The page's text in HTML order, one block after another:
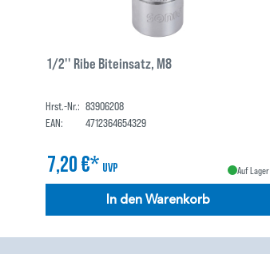
1/2'' Ribe Biteinsatz, M8
Hrst.-Nr.: 83906208
EAN:
4712364654329
7,20 €* UVP Auf Lager
In den Warenkorb